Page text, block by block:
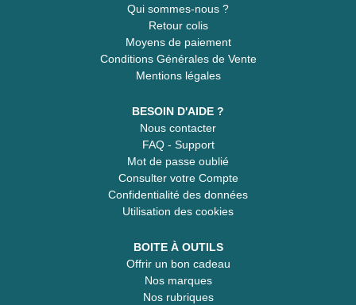
Qui sommes-nous ?
Retour colis
Moyens de paiement
Conditions Générales de Vente
Mentions légales
BESOIN D'AIDE ?
Nous contacter
FAQ - Support
Mot de passe oublié
Consulter votre Compte
Confidentialité des données
Utilisation des cookies
BOITE À OUTILS
Offrir un bon cadeau
Nos marques
Nos rubriques